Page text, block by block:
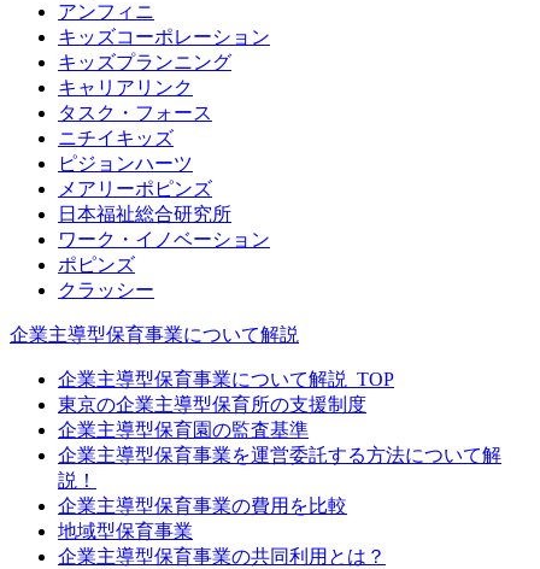
アンフィニ
キッズコーポレーション
キッズプランニング
キャリアリンク
タスク・フォース
ニチイキッズ
ピジョンハーツ
メアリーポピンズ
日本福祉総合研究所
ワーク・イノベーション
ポピンズ
クラッシー
企業主導型保育事業について解説
企業主導型保育事業について解説_TOP
東京の企業主導型保育所の支援制度
企業主導型保育園の監査基準
企業主導型保育事業を運営委託する方法について解
説！
企業主導型保育事業の費用を比較
地域型保育事業
企業主導型保育事業の共同利用とは？